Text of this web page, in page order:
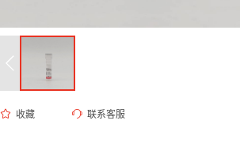
收藏 联系客服